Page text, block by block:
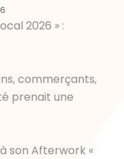
2026 » :
commerçants,
prenait une
son Afterwork «